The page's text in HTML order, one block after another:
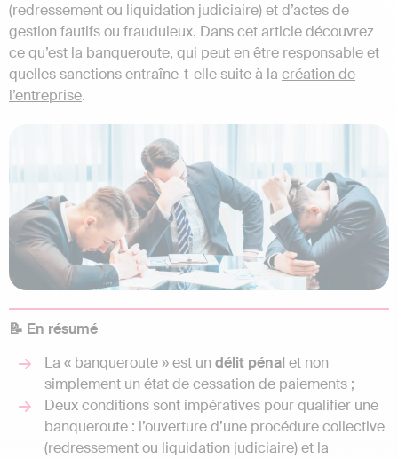
(redressement ou liquidation judiciaire) et d’actes de
gestion fautifs ou frauduleux. Dans cet article découvrez
ce qu’est la banqueroute, qui peut en être responsable et
quelles sanctions entraîne-t-elle suite à la création de
l’entreprise.
📝 En résumé
La « banqueroute » est un délit pénal et non
simplement un état de cessation de paiements ;
Deux conditions sont impératives pour qualifier une
banqueroute : l’ouverture d’une procédure collective
(redressement ou liquidation judiciaire) et la